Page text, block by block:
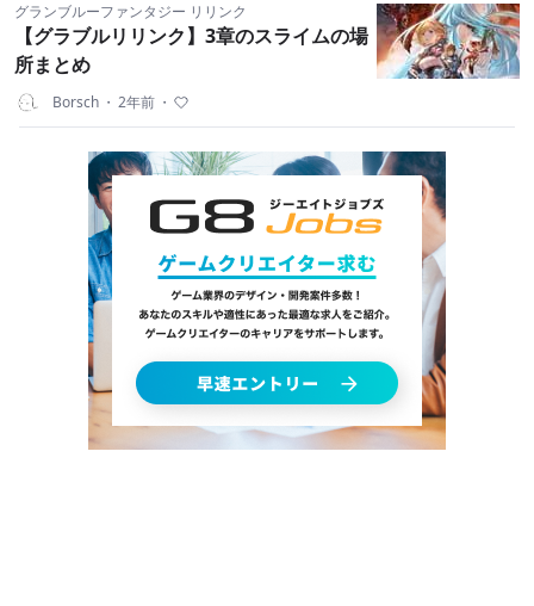
グランブルーファンタジー リリンク
【グラブルリリンク】3章のスライムの場
所まとめ
Borsch ・ 2年前 ・